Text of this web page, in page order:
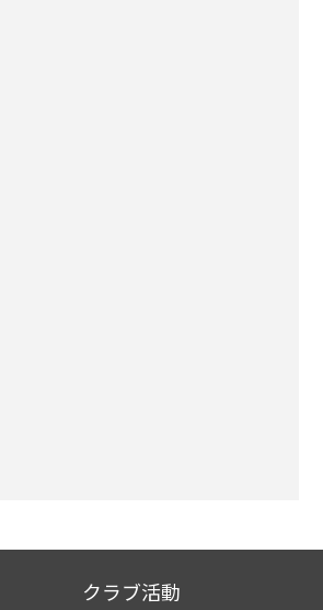
クラブ活動